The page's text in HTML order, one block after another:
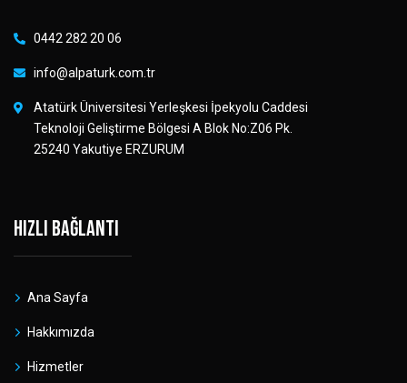
0442 282 20 06
info@alpaturk.com.tr
Atatürk Üniversitesi Yerleşkesi İpekyolu Caddesi
Teknoloji Geliştirme Bölgesi A Blok No:Z06 Pk.
25240 Yakutiye ERZURUM
Hızlı bağlantı
Ana Sayfa
Hakkımızda
Hizmetler